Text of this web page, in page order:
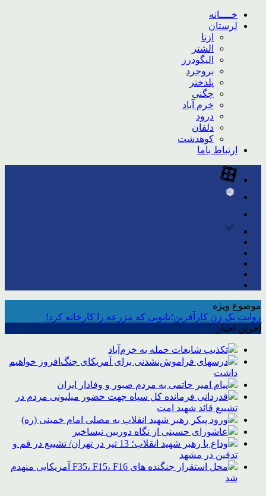
خــــانه
لرستان
ازنا
الشتر
الیگودرز
بروجرد
پلدختر
چگنی
خرم آباد
درود
دلفان
کوهدشت
ارتباط باما
موضوع ویژه
روایت یک زن کارآفرین؛بانویی که مزرعه را کارخانه کرد!
آخرین اخبار
تکذیب شایعات حمله به خرم‌آباد
درسهای فراموش‌نشدنی برای آمریکای جنگ‌افروز خواهیم
داشت
پیام امیر حاتمی به مردم صبور و وفادار ایران
قدردانی فرمانده کل سپاه جهت حضور میلیونی مردم در
تشییع قائد شهید امت
ورود پیکر رهبر شهید انقلاب به مصلی امام خمینی (ره)
عاشورای حسینی از نگاه دوربین نیساخبر
وداع با رهبر شهید انقلاب؛ 13 تیر در تهران/ تشییع در قم و
تدفین در مشهد
محل استقرار جنگنده های F35، F15، F16 آمریکایی منهدم
شد